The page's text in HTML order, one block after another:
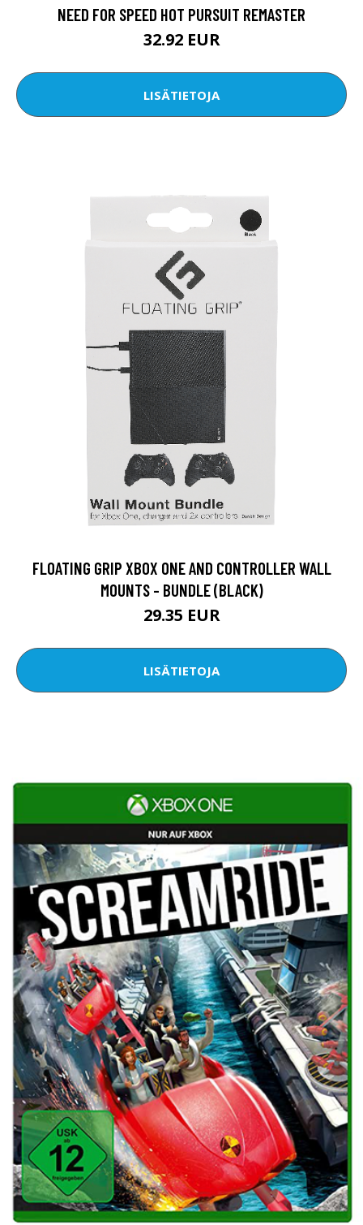
NEED FOR SPEED HOT PURSUIT REMASTER
32.92 EUR
LISÄTIETOJA
FLOATING GRIP XBOX ONE AND CONTROLLER WALL
MOUNTS - BUNDLE (BLACK)
29.35 EUR
LISÄTIETOJA